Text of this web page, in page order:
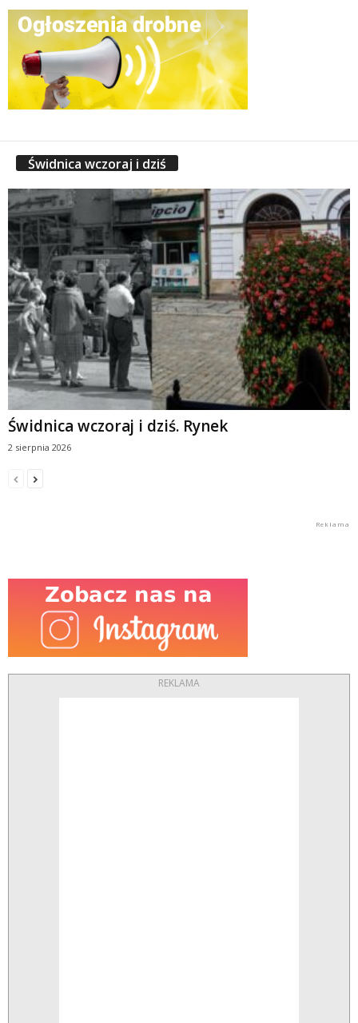
Świdnica wczoraj i dziś
Świdnica wczoraj i dziś. Rynek
2 sierpnia 2026
REKLAMA